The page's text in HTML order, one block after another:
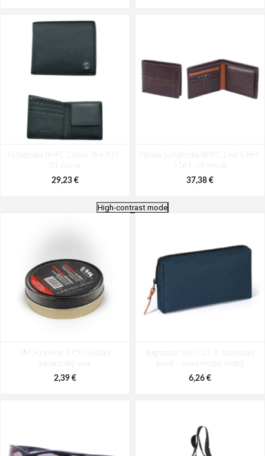
Peňaženka BHPC Classic BH-931-
01 čierna
29,23 €
Pánska peňaženka BHPC Line S BH-
1561-25 hnedá
37,38 €
1170-25 hnedá
20,58 €
1171-05 modrá
24,78 €
High-contrast mode
VM Footwear 3750 Leštiaci
karnaubský vosk
2,39 €
Bagmaster EASY 22 A študentský
penál - tmavomodrý modrý
6,26 €